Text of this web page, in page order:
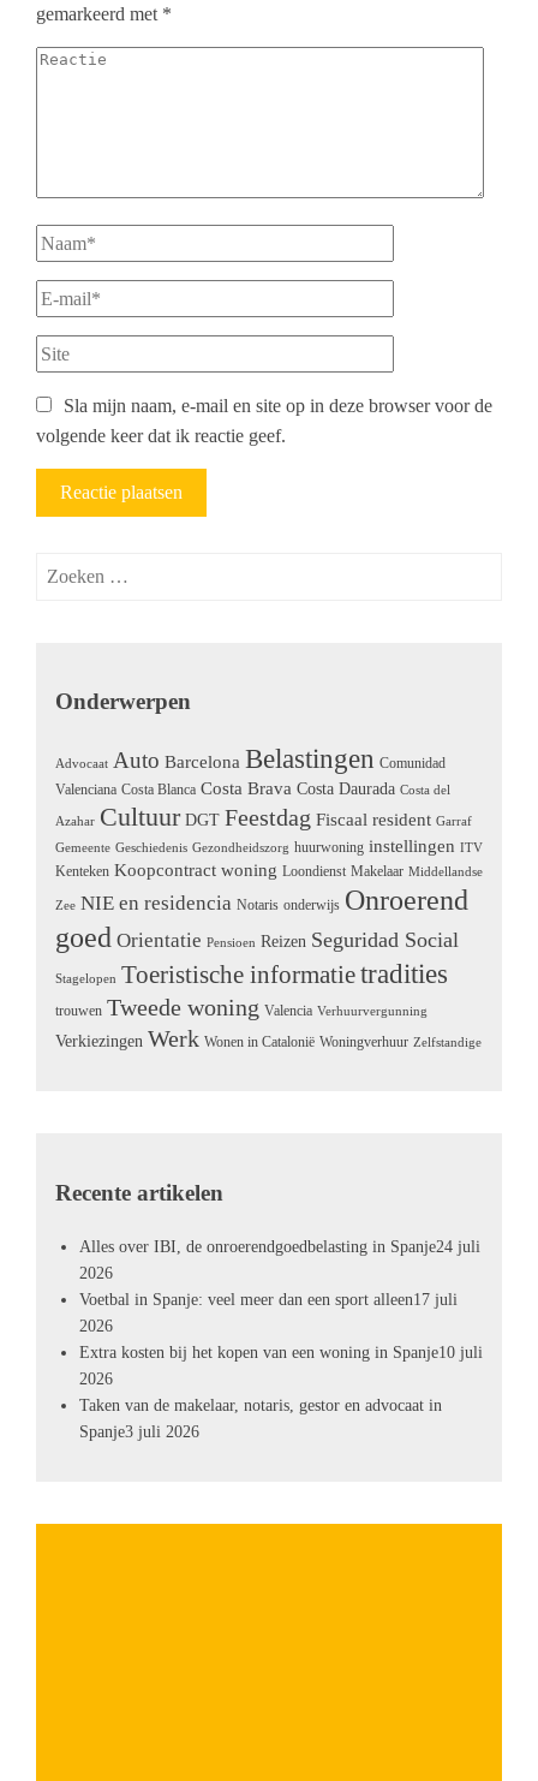
gemarkeerd met *
Sla mijn naam, e-mail en site op in deze browser voor de
volgende keer dat ik reactie geef.
Zoeken
Onderwerpen
Advocaat Auto Barcelona Belastingen Comunidad
Valenciana Costa Blanca Costa Brava Costa Daurada Costa del
Azahar Cultuur DGT Feestdag Fiscaal resident Garraf
Gemeente Geschiedenis Gezondheidszorg huurwoning instellingen ITV
Kenteken Koopcontract woning Loondienst Makelaar Middellandse
Zee NIE en residencia Notaris onderwijs Onroerend
goed Orientatie Pensioen Reizen Seguridad Social
Stagelopen Toeristische informatietradities
trouwen Tweede woning Valencia Verhuurvergunning
Verkiezingen Werk Wonen in Catalonië Woningverhuur Zelfstandige
Recente artikelen
Alles over IBI, de onroerendgoedbelasting in Spanje24 juli
2026
Voetbal in Spanje: veel meer dan een sport alleen17 juli
2026
Extra kosten bij het kopen van een woning in Spanje10 juli
2026
Taken van de makelaar, notaris, gestor en advocaat in
Spanje3 juli 2026